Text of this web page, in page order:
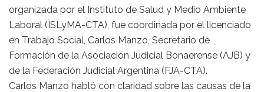
organizada por el Instituto de Salud y Medio Ambiente
Laboral (ISLyMA-CTA), fue coordinada por el licenciado
en Trabajo Social, Carlos Manzo, Secretario de
Formación de la Asociación Judicial Bonaerense (AJB) y
de la Federación Judicial Argentina (FJA-CTA).
Carlos Manzo habló con claridad sobre las causas de la